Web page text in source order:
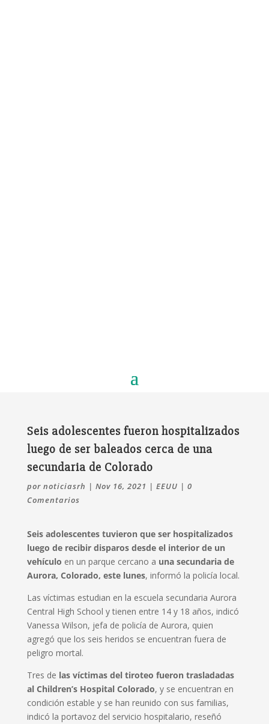
Seis adolescentes fueron hospitalizados
luego de ser baleados cerca de una
secundaria de Colorado
por noticiasrh | Nov 16, 2021 | EEUU | 0
Comentarios
Seis adolescentes tuvieron que ser hospitalizados
luego de recibir disparos desde el interior de un
vehículo en un parque cercano a una secundaria de
Aurora, Colorado, este lunes, informó la policía local.
Las víctimas estudian en la escuela secundaria Aurora
Central High School y tienen entre 14 y 18 años, indicó
Vanessa Wilson, jefa de policía de Aurora, quien
agregó que los seis heridos se encuentran fuera de
peligro mortal.
Tres de las víctimas del tiroteo fueron trasladadas
al Children’s Hospital Colorado, y se encuentran en
condición estable y se han reunido con sus familias,
indicó la portavoz del servicio hospitalario, reseñó